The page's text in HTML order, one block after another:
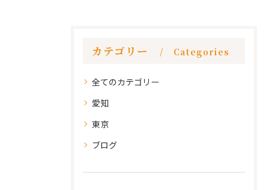
カテゴリー Categories
全てのカテゴリー
愛知
東京
ブログ